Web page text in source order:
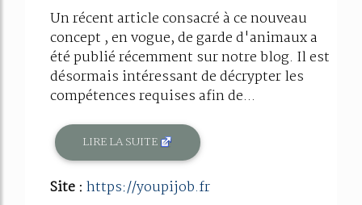
Un récent article consacré à ce nouveau
concept , en vogue, de garde d'animaux a
été publié récemment sur notre blog. Il est
désormais intéressant de décrypter les
compétences requises afin de...
LIRE LA SUITE
Site : https://youpijob.fr